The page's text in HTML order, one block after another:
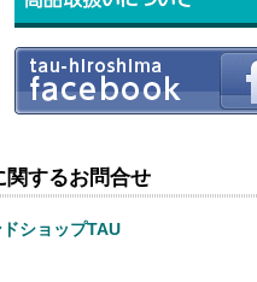
関するお問合せ
ショップTAU